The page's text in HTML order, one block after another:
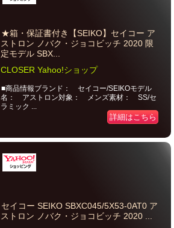
★箱・保証書付き【SEIKO】セイコー ア
ストロン ノバク・ジョコビッチ 2020 限
定モデル SBX...
CLOSER Yahoo!ショップ
■商品情報ブランド： セイコー/SEIKOモデル
名： アストロン対象： メンズ素材： SS/セ
ラミック ...
詳細はこちら
セイコー SEIKO SBXC045/5X53-0AT0 ア
ストロン ノバク・ジョコビッチ 2020 ...